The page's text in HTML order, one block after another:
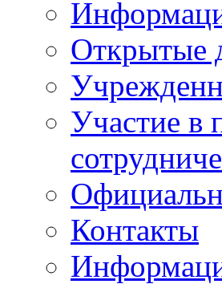
Открытые
Участие в
Контакты